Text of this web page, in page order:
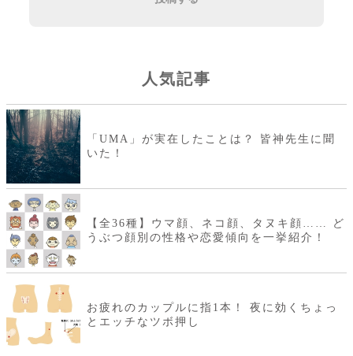
人気記事
「UMA」が実在したことは？ 皆神先生に聞
いた！
【全36種】ウマ顔、ネコ顔、タヌキ顔…… ど
うぶつ顔別の性格や恋愛傾向を一挙紹介！
お疲れのカップルに指1本！ 夜に効くちょっ
とエッチなツボ押し